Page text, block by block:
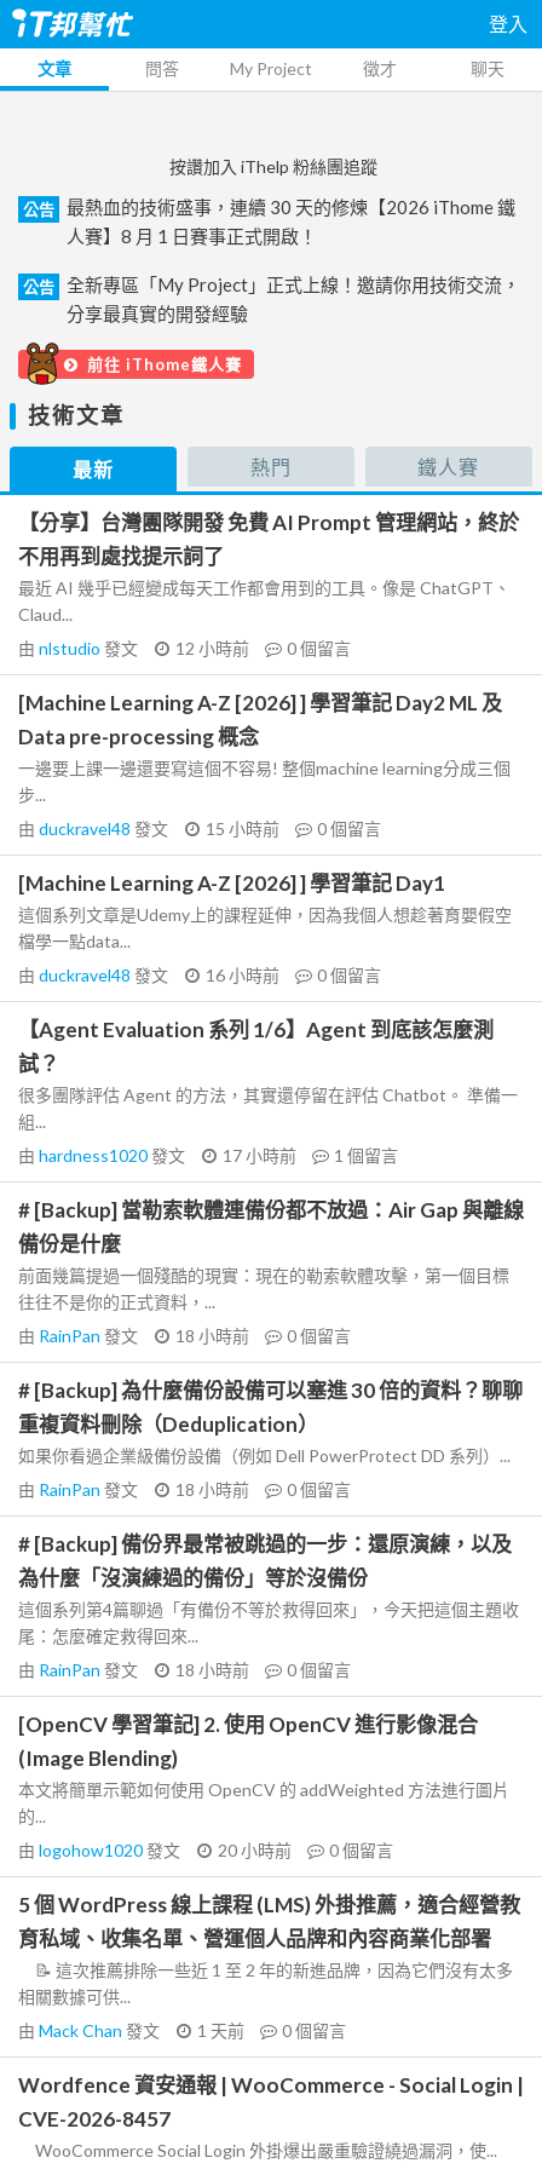
登入
文章 問答 My Project 徵才 聊天
按讚加入 iThelp 粉絲團追蹤
公告
最熱血的技術盛事，連續 30 天的修煉【2026 iThome 鐵
人賽】8 月 1 日賽事正式開啟！
公告
全新專區「My Project」正式上線！邀請你用技術交流，
分享最真實的開發經驗
前往 iThome鐵人賽
技術文章
最新 熱門 鐵人賽
【分享】台灣團隊開發 免費 AI Prompt 管理網站，終於
不用再到處找提示詞了
最近 AI 幾乎已經變成每天工作都會用到的工具。像是 ChatGPT、
Claud...
由 nlstudio 發文 12 小時前 0個留言
[Machine Learning A-Z [2026] ] 學習筆記 Day2 ML 及
Data pre-processing 概念
一邊要上課一邊還要寫這個不容易! 整個machine learning分成三個
步...
由 duckravel48 發文 15 小時前 0個留言
[Machine Learning A-Z [2026] ] 學習筆記 Day1
這個系列文章是Udemy上的課程延伸，因為我個人想趁著育嬰假空
檔學一點data...
由 duckravel48 發文 16 小時前 0個留言
【Agent Evaluation 系列 1/6】Agent 到底該怎麼測
試？
很多團隊評估 Agent 的方法，其實還停留在評估 Chatbot。 準備一
組...
由 hardness1020發文 17 小時前 1 個留言
# [Backup] 當勒索軟體連備份都不放過：Air Gap 與離線
備份是什麼
前面幾篇提過一個殘酷的現實：現在的勒索軟體攻擊，第一個目標
往往不是你的正式資料，...
由 RainPan 發文 18 小時前 0個留言
# [Backup] 為什麼備份設備可以塞進 30 倍的資料？聊聊
重複資料刪除（Deduplication）
如果你看過企業級備份設備（例如 Dell PowerProtect DD 系列）...
由 RainPan 發文 18 小時前 0個留言
# [Backup] 備份界最常被跳過的一步：還原演練，以及
為什麼「沒演練過的備份」等於沒備份
這個系列第4篇聊過「有備份不等於救得回來」，今天把這個主題收
尾：怎麼確定救得回來...
由 RainPan 發文 18 小時前 0個留言
[OpenCV 學習筆記] 2. 使用 OpenCV 進行影像混合
(Image Blending)
本文將簡單示範如何使用 OpenCV 的 addWeighted 方法進行圖片
的...
由 logohow1020發文 20 小時前 0個留言
5 個 WordPress 線上課程 (LMS) 外掛推薦，適合經營教
育私域、收集名單、營運個人品牌和內容商業化部署
📝 這次推薦排除一些近 1 至 2 年的新進品牌，因為它們沒有太多
相關數據可供...
由 Mack Chan 發文 1 天前 0個留言
Wordfence 資安通報 | WooCommerce - Social Login |
CVE-2026-8457
WooCommerce Social Login 外掛爆出嚴重驗證繞過漏洞，使...